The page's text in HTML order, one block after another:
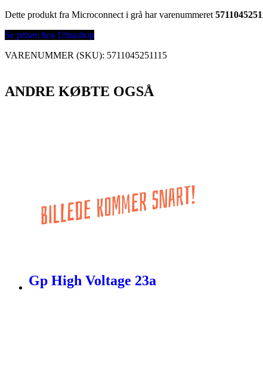
Dette produkt fra Microconnect i grå har varenummeret
Se prisen hos Ultrashop
VARENUMMER (SKU): 5711045251115
ANDRE KØBTE OGSÅ
Gp High Voltage 23a